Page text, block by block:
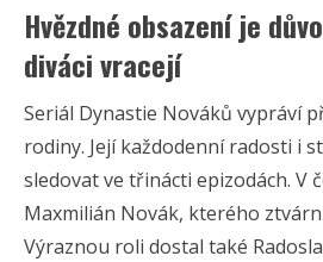
Hvězdné obsazení je
diváci vracejí
Seriál Dynastie Nováků vypráví
rodiny. Její každodenní radosti i
sledovat ve třinácti epizodách. V
Maxmilián Novák, kterého
Výraznou roli dostal také